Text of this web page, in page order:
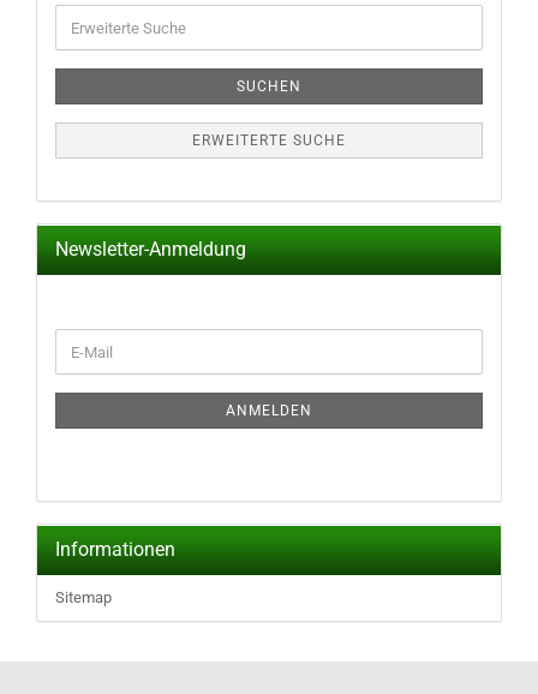
Suche
SUCHEN
ERWEITERTE SUCHE
Newsletter-Anmeldung
ZUR
E-
Mail
ANMELDEN
Informationen
Sitemap